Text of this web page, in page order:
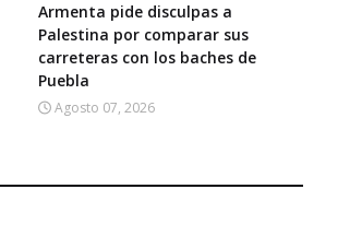
Armenta pide disculpas a
Palestina por comparar sus
carreteras con los baches de
Puebla
Agosto 07, 2026